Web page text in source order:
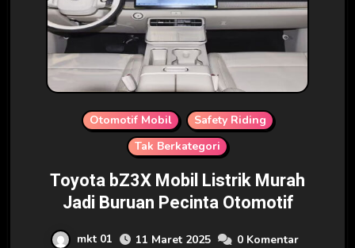
Otomotif Mobil
Safety Riding
Tak Berkategori
Toyota bZ3X Mobil Listrik Murah
Jadi Buruan Pecinta Otomotif
mkt 01 11 Maret 2025 0 Komentar